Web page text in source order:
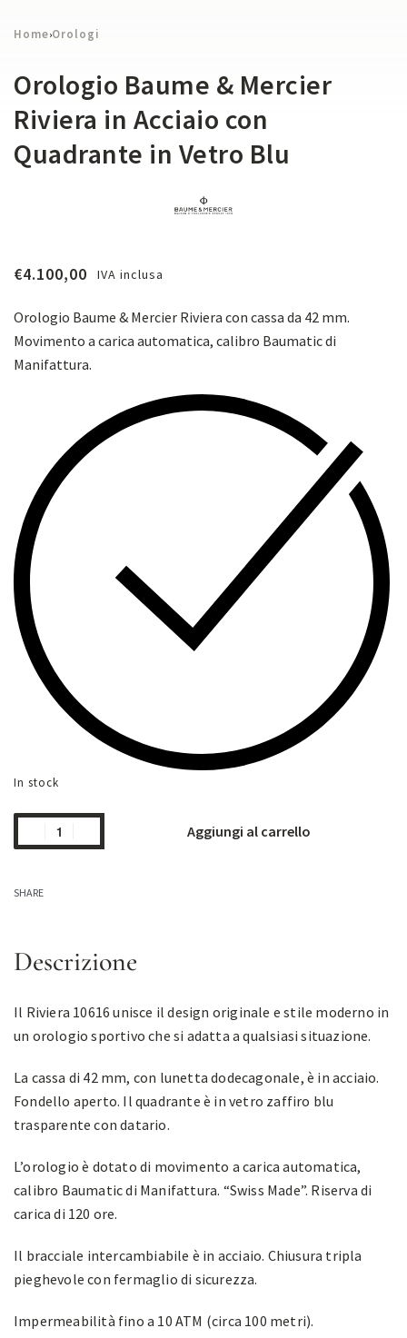
Home›Orologi
Orologio Baume & Mercier
Riviera in Acciaio con
Quadrante in Vetro Blu
€4.100,00 IVA inclusa
Orologio Baume & Mercier Riviera con cassa da 42 mm.
Movimento a carica automatica, calibro Baumatic di
Manifattura.
In stock
Aggiungi al carrello
SHARE
Descrizione
Il Riviera 10616 unisce il design originale e stile moderno in
un orologio sportivo che si adatta a qualsiasi situazione.
La cassa di 42 mm, con lunetta dodecagonale, è in acciaio.
Fondello aperto. Il quadrante è in vetro zaffiro blu
trasparente con datario.
L’orologio è dotato di movimento a carica automatica,
calibro Baumatic di Manifattura. “Swiss Made”. Riserva di
carica di 120 ore.
Il bracciale intercambiabile è in acciaio. Chiusura tripla
pieghevole con fermaglio di sicurezza.
Impermeabilità fino a 10 ATM (circa 100 metri).